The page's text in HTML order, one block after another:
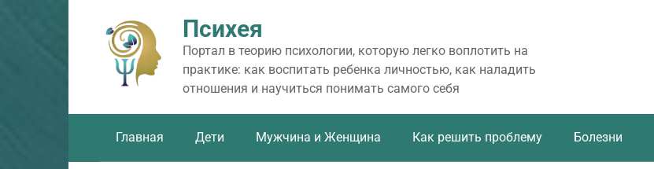
Психея
Портал в теорию психологии, которую легко воплотить на
практике: как воспитать ребенка личностью, как наладить
отношения и научиться понимать самого себя
Главная Дети Мужчина и Женщина Как решить проблему Болезни